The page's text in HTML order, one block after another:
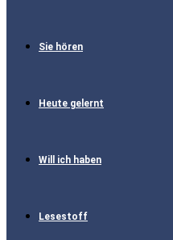
Sie hören
Heute gelernt
Will ich haben
Lesestoff